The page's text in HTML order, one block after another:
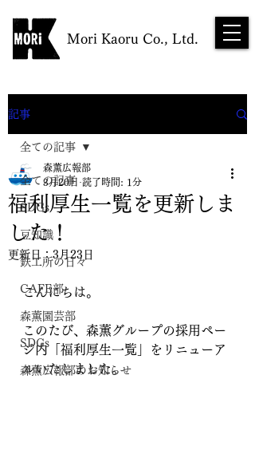
Mori Kaoru Co., Ltd.
NEWS
記事
全ての記事
SDGs
豆知識
鉄工所の日々
CAFE部
森薫園芸部
SDGs
森薫広報部のお知らせ
全ての記事
福利厚生一覧を更新しま
した！
森薫広報部
3月20日 読了時間: 1分
更新日：3月23日
こんにちは。
このたび、森薫グループの採用ペー
ジ内「福利厚生一覧」をリニューア
ルいたしました。